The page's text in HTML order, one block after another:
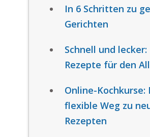
In 6 Schritten zu
Gerichten
Schnell und lecker:
Rezepte für den
Online-Kochkurse:
flexible Weg zu
Rezepten